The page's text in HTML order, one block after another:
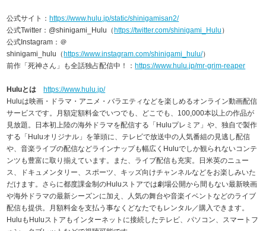
公式サイト： https://www.hulu.jp/static/shinigamisan2/
公式Twitter：@shinigami_Hulu（ https://twitter.com/shinigami_Hulu ）
公式Instagram：＠
shinigami_hulu（ https://www.instagram.com/shinigami_hulu/）
前作「死神さん」も全話独占配信中！： https://www.hulu.jp/mr-grim-reaper
Huluとは https://www.hulu.jp/
Huluは映画・ドラマ・アニメ・バラエティなどを楽しめるオンライン動画配信
サービスです。月額定額料金でいつでも、どこでも、100,000本以上の作品が
見放題。日本初上陸の海外ドラマを配信する「Huluプレミア」や、独自で製作
する「Huluオリジナル」を筆頭に、テレビで放送中の人気番組の見逃し配信
や、音楽ライブの配信などラインナップも幅広くHuluでしか観られないコンテ
ンツも豊富に取り揃えています。また、ライブ配信も充実。日米英のニュー
ス、ドキュメンタリー、スポーツ、キッズ向けチャンネルなどをお楽しみいた
だけます。さらに都度課金制のHuluストアでは劇場公開から間もない最新映画
や海外ドラマの最新シーズンに加え、人気の舞台や音楽イベントなどのライブ
配信も提供。月額料金を支払う事なくどなたでもレンタル／購入できます。
HuluもHuluストアもインターネットに接続したテレビ、パソコン、スマートフ